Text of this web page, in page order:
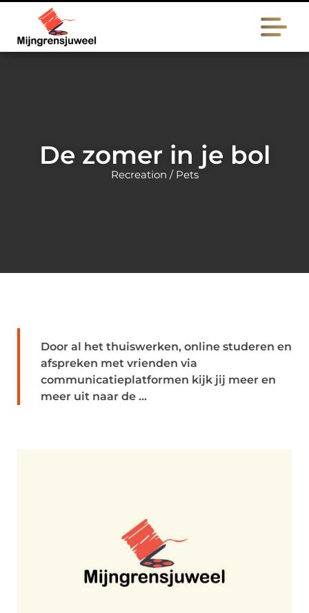
De zomer in je bol
Recreation / Pets
Door al het thuiswerken, online studeren en
afspreken met vrienden via
communicatieplatformen kijk jij meer en
meer uit naar de ...